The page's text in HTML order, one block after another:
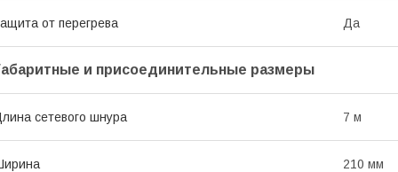
от перегрева Да
и присоединительные размеры
сетевого шнура 7 м
210 мм